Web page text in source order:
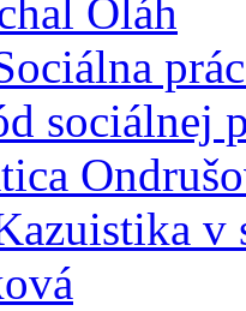
Oláh
sociálnej
v